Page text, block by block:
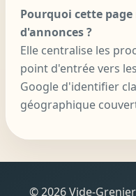
Pourquoi cette
d'annonces ?
Elle centralise les
point d'entrée vers
Google d'identifier
géographique
© 2026 Vide-